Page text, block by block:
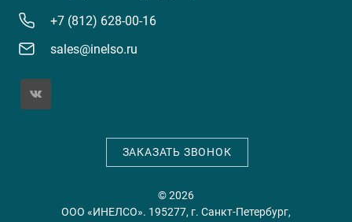
+7 (812) 628-00-16
sales@inelso.ru
ЗАКАЗАТЬ ЗВОНОК
© 2026
ООО «ИНЕЛСО». 195277, г. Санкт-Петербург,